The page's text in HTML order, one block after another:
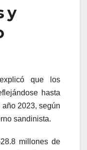
y
que los
hasta
año 2023, según
sandinista.
millones de